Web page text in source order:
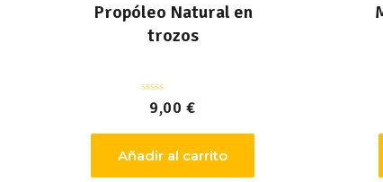
Propóleo Natural en
trozos
Valorado
con
de
9,00€
Añadir al carrito